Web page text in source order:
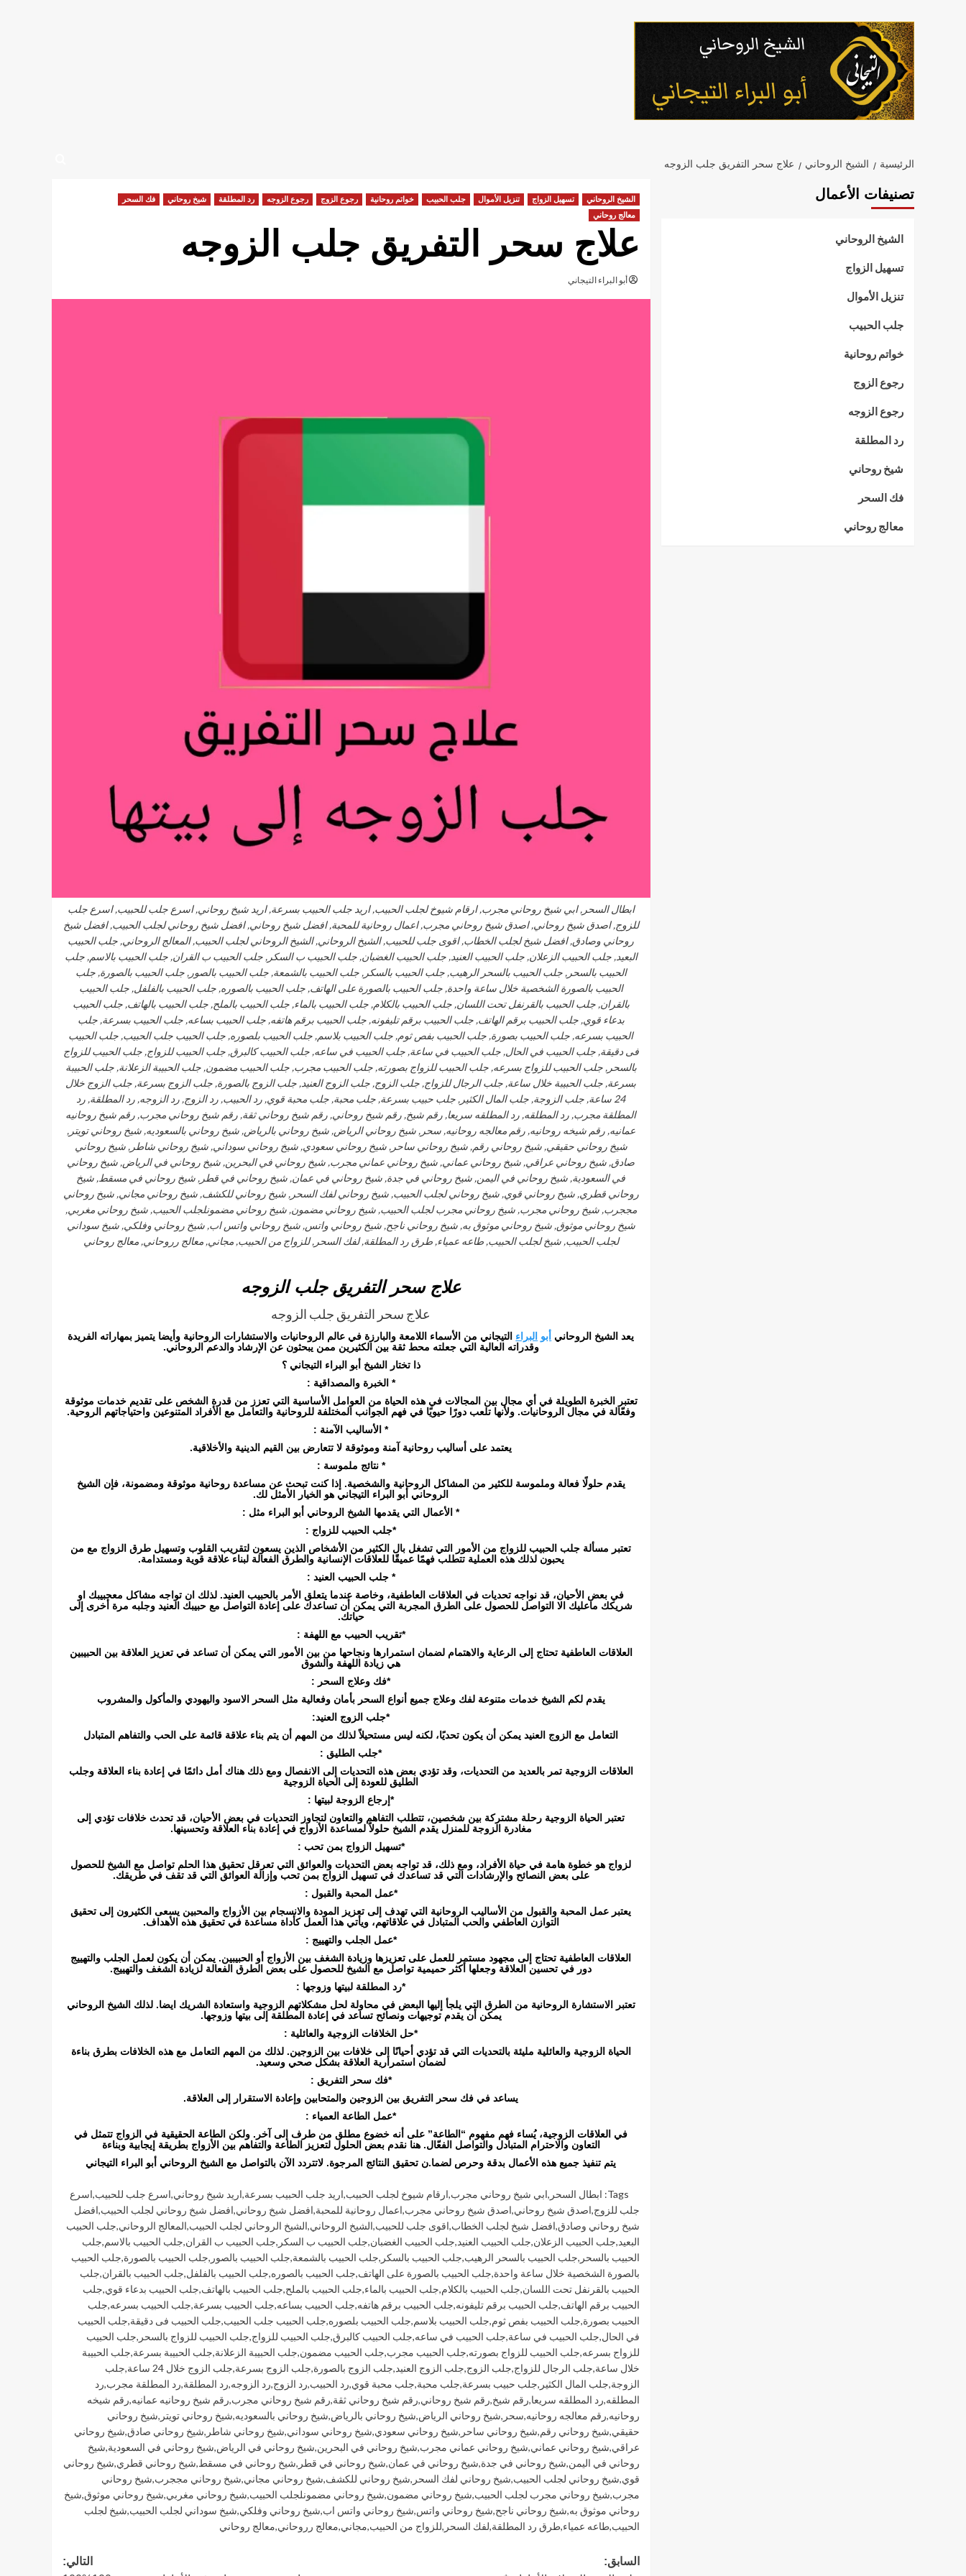
الرئيسية الشيخ الروحاني علاج سحر التفريق جلب الزوجه
الشيخ الروحاني تسهيل الزواج تنزيل الأموال جلب الحبيب خواتم روحانية رجوع الزوج رجوع الزوجه رد المطلقة شيخ روحاني
فك السحر
معالج روحاني
علاج سحر التفريق جلب الزوجه
أبو البراء التيجاني
ابطال السحر, ابي شيخ روحاني مجرب, ارقام شيوخ لجلب الحبيب, اريد جلب الحبيب بسرعة, اريد شيخ روحاني, اسرع جلب للحبيب, اسرع جلب
للزوج, اصدق شيخ روحاني, اصدق شيخ روحاني مجرب, اعمال روحانية للمحبة, افضل شيخ روحاني, افضل شيخ روحاني لجلب الحبيب, افضل شيخ
روحاني وصادق, افضل شيخ لجلب الخطاب, اقوى جلب للحبيب, الشيخ الروحاني, الشيخ الروحاني لجلب الحبيب, المعالج الروحاني, جلب الحبيب
البعيد, جلب الحبيب الزعلان, جلب الحبيب العنيد, جلب الحبيب الغضبان, جلب الحبيب ب السكر, جلب الحبيب ب القران, جلب الحبيب بالاسم, جلب
الحبيب بالسحر, جلب الحبيب بالسحر الرهيب, جلب الحبيب بالسكر, جلب الحبيب بالشمعة, جلب الحبيب بالصور, جلب الحبيب بالصورة, جلب
الحبيب بالصورة الشخصية خلال ساعة واحدة, جلب الحبيب بالصورة على الهاتف, جلب الحبيب بالصوره, جلب الحبيب بالفلفل, جلب الحبيب
بالقران, جلب الحبيب بالقرنفل تحت اللسان, جلب الحبيب بالكلام, جلب الحبيب بالماء, جلب الحبيب بالملح, جلب الحبيب بالهاتف, جلب الحبيب
بدعاء قوي, جلب الحبيب برقم الهاتف, جلب الحبيب برقم تليفونه, جلب الحبيب برقم هاتفه, جلب الحبيب بساعه, جلب الحبيب بسرعة, جلب
الحبيب بسرعه, جلب الحبيب بصورة, جلب الحبيب بفص ثوم, جلب الحبيب بلاسم, جلب الحبيب بلصوره, جلب الحبيب جلب الحبيب, جلب الحبيب
فى دقيقة, جلب الحبيب في الحال, جلب الحبيب في ساعة, جلب الحبيب في ساعه, جلب الحبيب كالبرق, جلب الحبيب للزواج, جلب الحبيب للزواج
بالسحر, جلب الحبيب للزواج بسرعه, جلب الحبيب للزواج بصورته, جلب الحبيب مجرب, جلب الحبيب مضمون, جلب الحبيبة الزعلانة, جلب الحبيبة
بسرعة, جلب الحبيبة خلال ساعة, جلب الرجال للزواج, جلب الزوج, جلب الزوج العنيد, جلب الزوج بالصورة, جلب الزوج بسرعة, جلب الزوج خلال
24 ساعة, جلب الزوجة, جلب المال الكثير, جلب حبيب بسرعة, جلب محبة, جلب محبة قوي, رد الحبيب, رد الزوج, رد الزوجه, رد المطلقة, رد
المطلقة مجرب, رد المطلقه, رد المطلقه سريعا, رقم شيخ, رقم شيخ روحاني, رقم شيخ روحاني ثقة, رقم شيخ روحاني مجرب, رقم شيخ روحانيه
عمانيه, رقم شيخه روحانيه, رقم معالجه روحانيه, سحر, شيخ روحاني الرياض, شيخ روحاني بالرياض, شيخ روحاني بالسعوديه, شيخ روحاني تويتر,
شيخ روحاني حقيقي, شيخ روحاني رقم, شيخ روحاني ساحر, شيخ روحاني سعودي, شيخ روحاني سوداني, شيخ روحاني شاطر, شيخ روحاني
صادق, شيخ روحاني عراقي, شيخ روحاني عماني, شيخ روحاني عماني مجرب, شيخ روحاني في البحرين, شيخ روحاني في الرياض, شيخ روحاني
في السعودية, شيخ روحاني في اليمن, شيخ روحاني في جدة, شيخ روحاني في عمان, شيخ روحاني في قطر, شيخ روحاني في مسقط, شيخ
روحاني قطري, شيخ روحاني قوي, شيخ روحاني لجلب الحبيب, شيخ روحاني لفك السحر, شيخ روحاني للكشف, شيخ روحاني مجاني, شيخ روحاني
مججرب, شيخ روحاني مجرب, شيخ روحاني مجرب لجلب الحبيب, شيخ روحاني مضمون, شيخ روحاني مضمونلجلب الحبيب, شيخ روحاني مغربي,
شيخ روحاني موثوق, شيخ روحاني موثوق به, شيخ روحاني ناجح, شيخ روحاني واتس, شيخ روحاني واتس اب, شيخ روحاني وفلكي, شيخ سوداني
لجلب الحبيب, شيخ لجلب الحبيب, طاعه عمياء, طرق رد المطلقة, لفك السحر, للزواج من الحبيب, مجاني, معالج رروحاني, معالج روحاني
علاج سحر التفريق جلب الزوجه
علاج سحر التفريق جلب الزوجه
يعد الشيخ الروحاني أبو البراء التيجاني من الأسماء اللامعة والبارزة في عالم الروحانيات والاستشارات الروحانية وأيضا يتميز بمهاراته الفريدة
وقدراته العالية التي جعلته محط ثقة بين الكثيرين ممن يبحثون عن الإرشاد والدعم الروحاني.
ذا تختار الشيخ أبو البراء التيجاني ؟
* الخبرة والمصداقية :
تعتبر الخبرة الطويلة في أي مجال بين المجالات في هذه الحياة من العوامل الأساسية التي تعزز من قدرة الشخص على تقديم خدمات موثوقة
وفعّالة في مجال الروحانيات. ولأنها تلعب دورًا حيويًا في فهم الجوانب المختلفة للروحانية والتعامل مع الأفراد المتنوعين واحتياجاتهم الروحية.
* الأساليب الآمنة :
يعتمد على أساليب روحانية آمنة وموثوقة لا تتعارض بين القيم الدينية والأخلاقية.
* نتائج ملموسة :
يقدم حلولًا فعالة وملموسة للكثير من المشاكل الروحانية والشخصية. إذا كنت تبحث عن مساعدة روحانية موثوقة ومضمونة، فإن الشيخ
الروحاني أبو البراء التيجاني هو الخيار الأمثل لك.
* الأعمال التي يقدمها الشيخ الروحاني أبو البراء مثل :
*جلب الحبيب للزواج :
تعتبر مسألة جلب الحبيب للزواج من الأمور التي تشغل بال الكثير من الأشخاص الذين يسعون لتقريب القلوب وتسهيل طرق الزواج مع من
يحبون لذلك هذه العملية تتطلب فهمًا عميقًا للعلاقات الإنسانية والطرق الفعالة لبناء علاقة قوية ومستدامة.
* جلب الحبيب العنيد :
في بعض الأحيان، قد نواجه تحديات في العلاقات العاطفية، وخاصة عندما يتعلق الأمر بالحبيب العنيد. لذلك ان تواجه مشاكل معحبيبك او
شريكك ماعليك الا التواصل للحصول على الطرق المجربة التي يمكن أن تساعدك على إعادة التواصل مع حبيبك العنيد وجلبه مرة أخرى إلى
حياتك.
*تقريب الحبيب مع اللهفة :
العلاقات العاطفية تحتاج إلى الرعاية والاهتمام لضمان استمرارها ونجاحها من بين الأمور التي يمكن أن تساعد في تعزيز العلاقة بين الحبيبين
هي زيادة اللهفة والشوق
*فك وعلاج السحر :
يقدم لكم الشيخ خدمات متنوعة لفك وعلاج جميع أنواع السحر بأمان وفعالية مثل السحر الاسود واليهودي والمأكول والمشروب
*جلب الزوج العنيد:
التعامل مع الزوج العنيد يمكن أن يكون تحديًا، لكنه ليس مستحيلاً لذلك من المهم أن يتم بناء علاقة قائمة على الحب والتفاهم المتبادل
*جلب الطليق :
العلاقات الزوجية تمر بالعديد من التحديات، وقد تؤدي بعض هذه التحديات إلى الانفصال ومع ذلك هناك أمل دائمًا في إعادة بناء العلاقة وجلب
الطليق للعودة إلى الحياة الزوجية
*إرجاع الزوجة لبيتها :
تعتبر الحياة الزوجية رحلة مشتركة بين شخصين، تتطلب التفاهم والتعاون لتجاوز التحديات في بعض الأحيان، قد تحدث خلافات تؤدي إلى
مغادرة الزوجة للمنزل يقدم الشيخ حلولاً لمساعدة الأزواج في إعادة بناء العلاقة وتحسينها.
*تسهيل الزواج بمن تحب :
لزواج هو خطوة هامة في حياة الأفراد، ومع ذلك، قد تواجه بعض التحديات والعوائق التي تعرقل تحقيق هذا الحلم تواصل مع الشيخ للحصول
على بعض النصائح والإرشادات التي قد تساعدك في تسهيل الزواج بمن تحب وإزالة العوائق التي قد تقف في طريقك.
*عمل المحبة والقبول :
يعتبر عمل المحبة والقبول من الأساليب الروحانية التي تهدف إلى تعزيز المودة والانسجام بين الأزواج والمحبين يسعى الكثيرون إلى تحقيق
التوازن العاطفي والحب المتبادل في علاقاتهم، ويأتي هذا العمل كأداة مساعدة في تحقيق هذه الأهداف.
*عمل الجلب والتهييج :
العلاقات العاطفية تحتاج إلى مجهود مستمر للعمل على تعزيزها وزيادة الشغف بين الأزواج أو الحبيبين. يمكن أن يكون لعمل الجلب والتهييج
دور في تحسين العلاقة وجعلها أكثر حميمية تواصل مع الشيخ للحصول على بعض الطرق الفعالة لزيادة الشغف والتهييج.
*رد المطلقة لبيتها وزوجها :
تعتبر الاستشارة الروحانية من الطرق التي يلجأ إليها البعض في محاولة لحل مشكلاتهم الزوجية واستعادة الشريك ايضا. لذلك الشيخ الروحاني
يمكن أن يقدم توجيهات ونصائح تساعد في إعادة المطلقة إلى بيتها وزوجها.
*حل الخلافات الزوجية والعائلية :
الحياة الزوجية والعائلية مليئة بالتحديات التي قد تؤدي أحيانًا إلى خلافات بين الزوجين. لذلك من المهم التعامل مع هذه الخلافات بطرق بناءة
لضمان استمرارية العلاقة بشكل صحي وسعيد.
*فك سحر التفريق :
يساعد في فك سحر التفريق بين الزوجين والمتحابين وإعادة الاستقرار إلى العلاقة.
*عمل الطاعة العمياء :
في العلاقات الزوجية، يُساء فهم مفهوم “الطاعة” على أنه خضوع مطلق من طرف إلى آخر. ولكن الطاعة الحقيقية في الزواج تتمثل في
التعاون والاحترام المتبادل والتواصل الفعّال. هنا نقدم بعض الحلول لتعزيز الطاعة والتفاهم بين الأزواج بطريقة إيجابية وبناءة
يتم تنفيذ جميع هذه الأعمال بدقة وحرص لضما.ن تحقيق النتائج المرجوة. لاتتردد الآن بالتواصل مع الشيخ الروحاني أبو البراء التيجاني
Tags: ابطال السحر ,ابي شيخ روحاني مجرب,ارقام شيوخ لجلب الحبيب,اريد جلب الحبيب بسرعة,اريد شيخ روحاني,اسرع جلب للحبيب,اسرع
جلب للزوج,اصدق شيخ روحاني,اصدق شيخ روحاني مجرب,اعمال روحانية للمحبة,افضل شيخ روحاني,افضل شيخ روحاني لجلب الحبيب,افضل
شيخ روحاني وصادق,افضل شيخ لجلب الخطاب,اقوى جلب للحبيب,الشيخ الروحاني,الشيخ الروحاني لجلب الحبيب,المعالج الروحاني,جلب الحبيب
البعيد,جلب الحبيب الزعلان,جلب الحبيب العنيد,جلب الحبيب الغضبان,جلب الحبيب ب السكر ,جلب الحبيب ب القران,جلب الحبيب بالاسم,جلب
الحبيب بالسحر ,جلب الحبيب بالسحر الرهيب,جلب الحبيب بالسكر ,جلب الحبيب بالشمعة,جلب الحبيب بالصور ,جلب الحبيب بالصورة,جلب الحبيب
بالصورة الشخصية خلال ساعة واحدة,جلب الحبيب بالصورة على الهاتف,جلب الحبيب بالصوره,جلب الحبيب بالفلفل,جلب الحبيب بالقران,جلب
الحبيب بالقرنفل تحت اللسان,جلب الحبيب بالكلام,جلب الحبيب بالماء,جلب الحبيب بالملح,جلب الحبيب بالهاتف,جلب الحبيب بدعاء قوي,جلب
الحبيب برقم الهاتف,جلب الحبيب برقم تليفونه,جلب الحبيب برقم هاتفه,جلب الحبيب بساعه,جلب الحبيب بسرعة,جلب الحبيب بسرعه,جلب
الحبيب بصورة,جلب الحبيب بفص ثوم,جلب الحبيب بلاسم,جلب الحبيب بلصوره,جلب الحبيب جلب الحبيب,جلب الحبيب فى دقيقة,جلب الحبيب
في الحال,جلب الحبيب في ساعة,جلب الحبيب في ساعه,جلب الحبيب كالبرق,جلب الحبيب للزواج,جلب الحبيب للزواج بالسحر ,جلب الحبيب
للزواج بسرعه,جلب الحبيب للزواج بصورته,جلب الحبيب مجرب,جلب الحبيب مضمون,جلب الحبيبة الزعلانة,جلب الحبيبة بسرعة,جلب الحبيبة
خلال ساعة,جلب الرجال للزواج,جلب الزوج,جلب الزوج العنيد,جلب الزوج بالصورة,جلب الزوج بسرعة,جلب الزوج خلال 24 ساعة ,جلب
الزوجة,جلب المال الكثير ,جلب حبيب بسرعة,جلب محبة,جلب محبة قوي,رد الحبيب,رد الزوج,رد الزوجه,رد المطلقة,رد المطلقة مجرب,رد
المطلقه,رد المطلقه سريعا,رقم شيخ,رقم شيخ روحاني,رقم شيخ روحاني ثقة,رقم شيخ روحاني مجرب,رقم شيخ روحانيه عمانيه,رقم شيخه
روحانيه,رقم معالجه روحانيه,سحر ,شيخ روحاني الرياض,شيخ روحاني بالرياض,شيخ روحاني بالسعوديه,شيخ روحاني تويتر ,شيخ روحاني
حقيقي,شيخ روحاني رقم,شيخ روحاني ساحر ,شيخ روحاني سعودي,شيخ روحاني سوداني,شيخ روحاني شاطر ,شيخ روحاني صادق,شيخ روحاني
عراقي,شيخ روحاني عماني,شيخ روحاني عماني مجرب,شيخ روحاني في البحرين,شيخ روحاني في الرياض,شيخ روحاني في السعودية,شيخ
روحاني في اليمن,شيخ روحاني في جدة,شيخ روحاني في عمان,شيخ روحاني في قطر ,شيخ روحاني في مسقط,شيخ روحاني قطري,شيخ روحاني
قوي,شيخ روحاني لجلب الحبيب,شيخ روحاني لفك السحر ,شيخ روحاني للكشف,شيخ روحاني مجاني,شيخ روحاني مججرب,شيخ روحاني
مجرب,شيخ روحاني مجرب لجلب الحبيب,شيخ روحاني مضمون,شيخ روحاني مضمونلجلب الحبيب,شيخ روحاني مغربي,شيخ روحاني موثوق,شيخ
روحاني موثوق به,شيخ روحاني ناجح,شيخ روحاني واتس,شيخ روحاني واتس اب,شيخ روحاني وفلكي,شيخ سوداني لجلب الحبيب,شيخ لجلب
الحبيب,طاعه عمياء,طرق رد المطلقة,لفك السحر ,للزواج من الحبيب,مجاني,معالج رروحاني,معالج روحاني
تصفّح
السابق:
التالي:
تصنيفات الأعمال
الشيخ الروحاني
تسهيل الزواج
تنزيل الأموال
جلب الحبيب
خواتم روحانية
رجوع الزوج
رجوع الزوجه
رد المطلقة
شيخ روحاني
فك السحر
معالج روحاني